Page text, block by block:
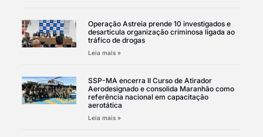
Operação Astreia prende 10 investigados e
desarticula organização criminosa ligada ao
tráfico de drogas
Leia mais »
SSP-MA encerra II Curso de Atirador
Aerodesignado e consolida Maranhão como
referência nacional em capacitação
aerotática
Leia mais »